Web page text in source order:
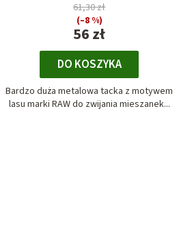
56 zł
61,30 zł
(–8 %)
DO KOSZYKA
Bardzo duża metalowa tacka z motywem
lasu marki RAW do zwijania mieszanek...